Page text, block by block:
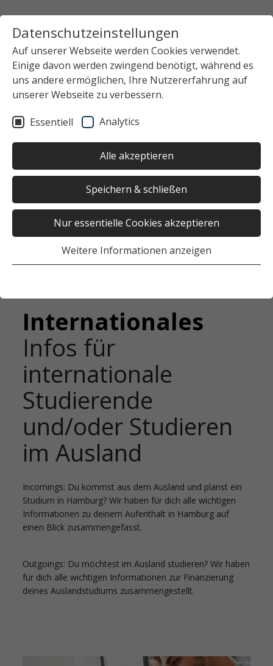
Datenschutzeinstellungen
Auf unserer Webseite werden Cookies verwendet.
Einige davon werden zwingend benötigt, während es
uns andere ermöglichen, Ihre Nutzererfahrung auf
unserer Webseite zu verbessern.
Essentiell Analytics
Alle akzeptieren
Speichern & schließen
Nur essentielle Cookies akzeptieren
Weitere Informationen anzeigen
Internationales
Infos für
internationale
Studierende
und/oder Studieren
im Ausland
Incomings: Du kommst aus dem Ausland und planst ein
Studium in Hamburg? Wir haben für dich alle wichtigen
Informationen zu deinem Aufenthalt in Hamburg auf
einen Blick zusammengefasst.
Outgoings: Du möchtest im Ausland studieren? Wir haben
für dich alle wichtigen Informationen zur Finanzierung
deines Auslandstudiums zusammengestellt.